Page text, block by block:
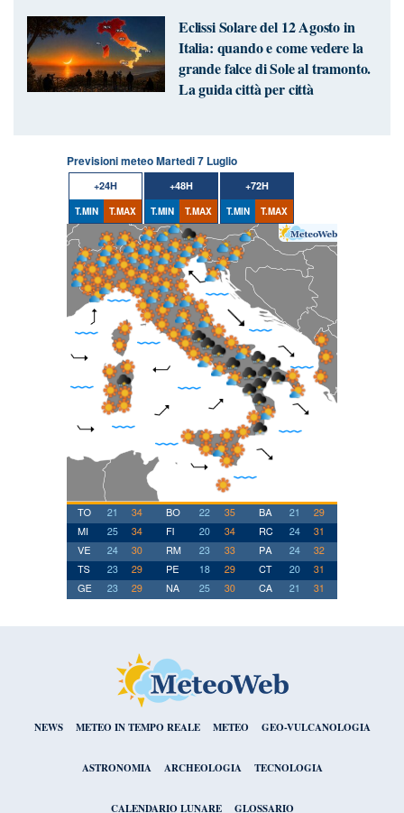
Eclissi Solare del 12 Agosto in
Italia: quando e come vedere la
grande falce di Sole al tramonto.
La guida città per città
Previsioni meteo Martedi 7 Luglio
+24H
T.MIN T.MAX
+48H
T.MIN T.MAX
+72H
T.MIN T.MAX
NEWS METEO IN TEMPO REALE METEO GEO-VULCANOLOGIA
ASTRONOMIA ARCHEOLOGIA TECNOLOGIA
CALENDARIO LUNARE GLOSSARIO